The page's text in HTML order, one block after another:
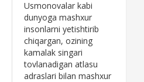
Usmonovalar kabi
dunyoga mashxur
insonlarni yetishtirib
chiqargan, ozining
kamalak singari
tovlanadigan atlasu
adraslari bilan mashxur